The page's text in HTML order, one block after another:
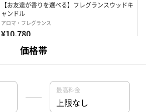
【お友達が香りを選べる】フレグランスウッドキ
ャンドル
アロマ・フレグランス
¥10,780
8月10日(月)お届け
【お友達が香りを選べる】ブックオブインセンス
アロマ・フレグランス
¥10,230